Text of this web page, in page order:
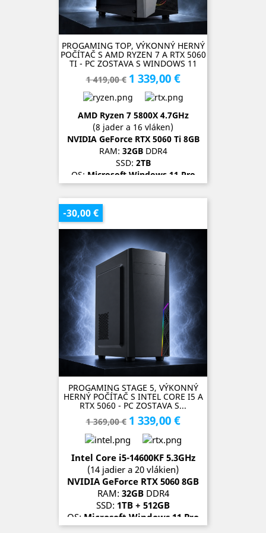
PROGAMING TOP, VÝKONNÝ HERNÝ
POČÍTAČ S AMD RYZEN 7 A RTX 5060
TI - PC ZOSTAVA S WINDOWS 11
Základná
cena
1 419,00 € Cena
1 339,00 €
AMD Ryzen 7 5800X 4.7GHz
(8 jader a 16 vláken)
NVIDIA GeForce RTX 5060 Ti8GB
RAM: 32GBDDR4
SSD: 2TB
OS: Microsoft Windows 11 Pro
SKLADOM (1 kus)
PROGAMING STAGE 5, VÝKONNÝ
HERNÝ POČÍTAČ S INTEL CORE I5 A
RTX 5060 - PC ZOSTAVA S...
Základná
cena
1 369,00 € Cena
1 339,00 €
Intel Core i5-14600KF 5.3GHz
(14 jadier a 20 vlákien)
NVIDIA GeForce RTX 5060 8GB
RAM: 32GBDDR4
SSD: 1TB + 512GB
OS: Microsoft Windows 11 Pro
-30,00 €